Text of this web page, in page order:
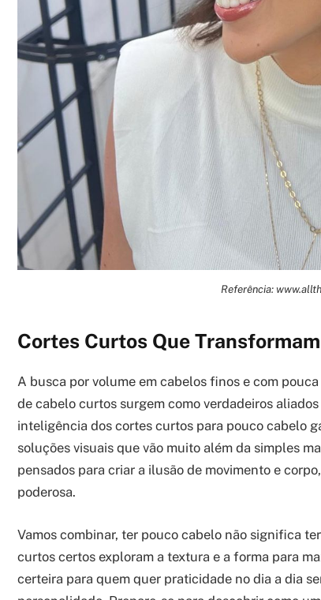
Referência:
Cortes Curtos Que
A busca por volume em cabelos finos e com
de cabelo curtos surgem como verdadeiros
inteligência dos cortes curtos para pouco cabelo
soluções visuais que vão muito além da simples
pensados para criar a ilusão de movimento e
poderosa.
Vamos combinar, ter pouco cabelo não significa
curtos certos exploram a textura e a forma para
certeira para quem quer praticidade no dia a dia